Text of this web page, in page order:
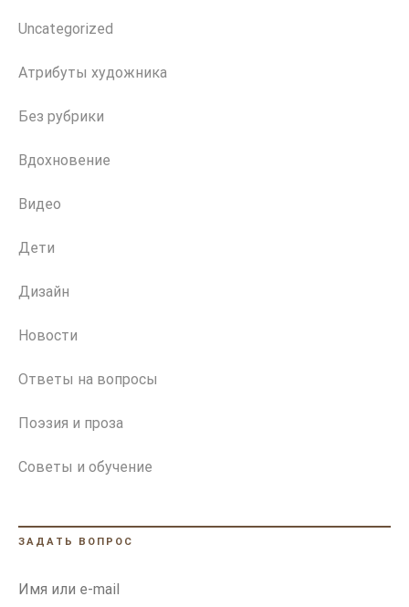
Uncategorized
Атрибуты художника
Без рубрики
Вдохновение
Видео
Дети
Дизайн
Новости
Ответы на вопросы
Поэзия и проза
Советы и обучение
ЗАДАТЬ ВОПРОС